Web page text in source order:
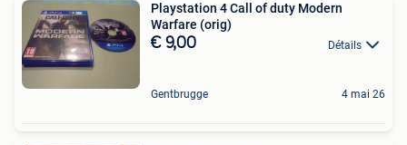
Playstation 4 Call of duty Modern
Warfare (orig)
€ 9,00 Détails
Gentbrugge 4 mai 26